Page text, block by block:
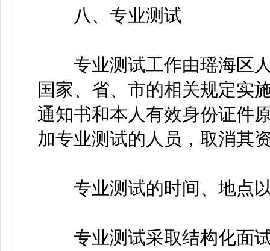
八、专业测试
专业测试工作由瑶海区人
国家、省、市的相关规定实
通知书和本人有效身份证件
加专业测试的人员，取消其
专业测试的时间、地点以
专业测试采取结构化面试